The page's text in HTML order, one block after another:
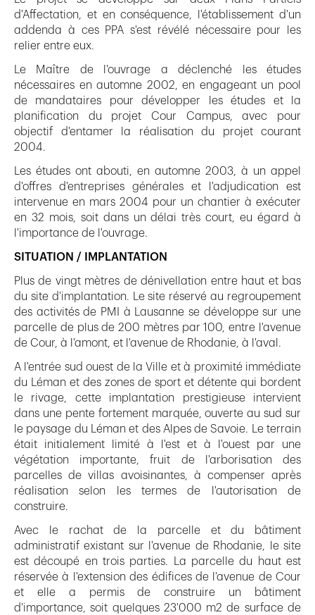
d'Affectation, et en conséquence, l'établissement d'un
addenda à ces PPA s'est révélé nécessaire pour les
relier entre eux.
Le Maître de l'ouvrage a déclenché les études
nécessaires en automne 2002, en engageant un pool
de mandataires pour développer les études et la
planification du projet Cour Campus, avec pour
objectif d'entamer la réalisation du projet courant
2004.
Les études ont abouti, en automne 2003, à un appel
d'offres d'entreprises générales et l'adjudication est
intervenue en mars 2004 pour un chantier à exécuter
en 32 mois, soit dans un délai très court, eu égard à
l'importance de l'ouvrage.
SITUATION / IMPLANTATION
Plus de vingt mètres de dénivellation entre haut et bas
du site d'implantation. Le site réservé au regroupement
des activités de PMI à Lausanne se développe sur une
parcelle de plus de 200 mètres par 100, entre l'avenue
de Cour, à l'amont, et l'avenue de Rhodanie, à l'aval.
A l'entrée sud ouest de la Ville et à proximité immédiate
du Léman et des zones de sport et détente qui bordent
le rivage, cette implantation prestigieuse intervient
dans une pente fortement marquée, ouverte au sud sur
le paysage du Léman et des Alpes de Savoie. Le terrain
était initialement limité à l'est et à l'ouest par une
végétation importante, fruit de l'arborisation des
parcelles de villas avoisinantes, à compenser après
réalisation selon les termes de l'autorisation de
construire.
Avec le rachat de la parcelle et du bâtiment
administratif existant sur l'avenue de Rhodanie, le site
est découpé en trois parties. La parcelle du haut est
réservée à l'extension des édifices de l'avenue de Cour
et elle a permis de construire un bâtiment
d'importance, soit quelques 23'000 m2 de surface de